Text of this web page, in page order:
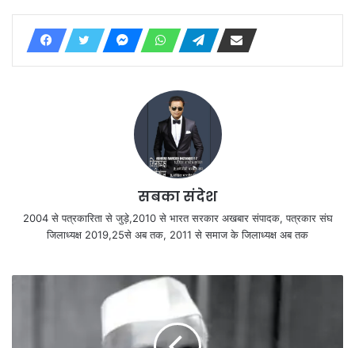
सबका संदेश
2004 से पत्रकारिता से जुड़े,2010 से भारत सरकार अखबार संपादक, पत्रकार संघ
जिलाध्यक्ष 2019,25से अब तक, 2011 से समाज के जिलाध्यक्ष अब तक